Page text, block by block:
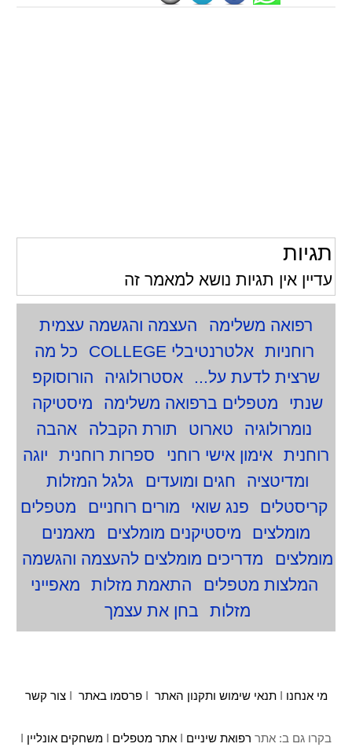
תגיות
עדיין אין תגיות נושא למאמר זה
רפואה משלימה
העצמה והגשמה עצמית
רוחניות
אלטרנטיבלי COLLEGE
כל מה
שרצית לדעת על...
אסטרולוגיה
הורוסוקפ
שנתי
מטפלים ברפואה משלימה
מיסטיקה
נומרולוגיה
טארוט תורת הקבלה
אהבה
רוחנית
אימון אישי רוחני ספרות רוחנית
יוגה
ומדיטציה
חגים ומועדים
גלגל המזלות
קריסטלים
פנג שואי מורים רוחניים
מטפלים
מומלצים
מיסטיקנים מומלצים
מאמנים
מומלצים
מדריכים מומלצים להעצמה והגשמה
המלצות מטפלים
התאמת מזלות
מאפייני
מזלות
בחן את עצמך
מי אנחנו תנאי שימוש ותקנון האתר פרסמו באתר צור קשר
בקרו גם ב: אתר רפואת שיניים אתר מטפלים משחקים אונליין